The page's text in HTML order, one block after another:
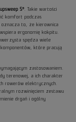
upsweep 5°. Takie wartości
komfort podczas
oznacza to, że kierownica
ergonomię kokpitu.
spędza wiele
które pracują
zastosowaniem.
terenowej, a ich charakter
rowerów elektrycznych.
rozwinięciem zestawu
drgań i ogólny